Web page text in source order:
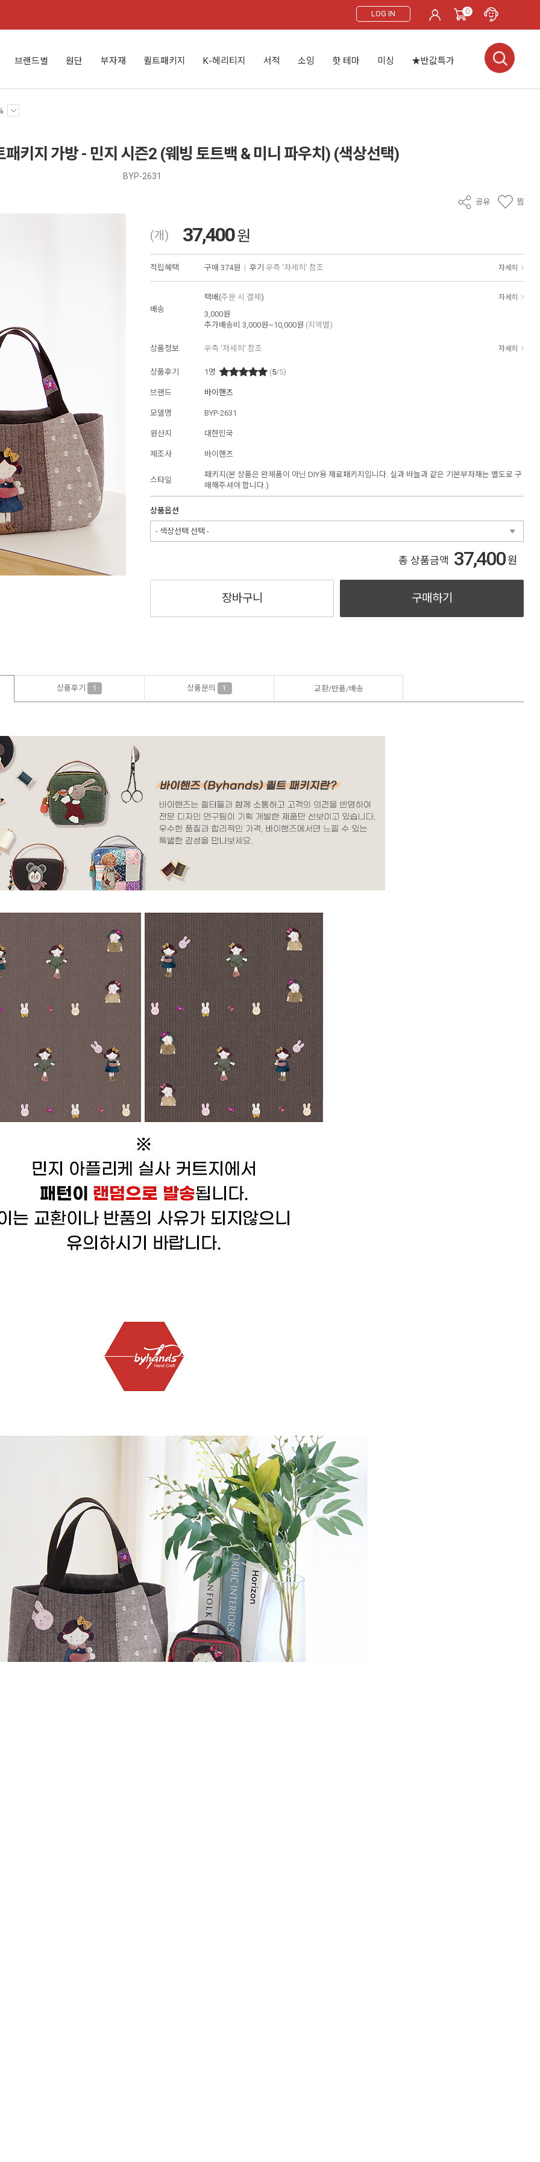
LOG IN 0
브랜드별 원단 부자재 퀼트패키지 K-헤리티지 서적 소잉 핫 테마 미싱 ★반값특가
패키지 가방 - 민지 시즌2 (웨빙 토트백 & 미니 파우치) (색상선택)
BYP-2631
공유 찜
(개) 37,400원
적립혜택 구매 374원 | 후기 우측 '자세히' 참조 자세히
배송
택배(주문 시 결제 ) 자세히
3,000원
추가배송비 3,000원~10,000원 (지역별)
상품정보 우측 '자세히' 참조 자세히
상품후기 1 명 (5/5)
브랜드 바이핸즈
모델명 BYP-2631
원산지 대한민국
제조사 바이핸즈
스타일
패키지(본 상품은 완제품이 아닌 DIY용 재료패키지입니다. 실과 바늘과 같은 기본부자재는 별도로 구
매해주셔야 합니다.)
상품옵션
- 색상선택 선택 -
총 상품금액 37,400원
장바구니 구매하기
상품후기 1 상품문의 1 교환/반품/배송